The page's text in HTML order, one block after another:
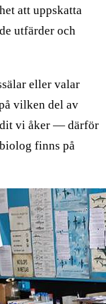
att uppskatta
utfärder och
eller valar
vilken del av
dit vi åker — därför
finns på